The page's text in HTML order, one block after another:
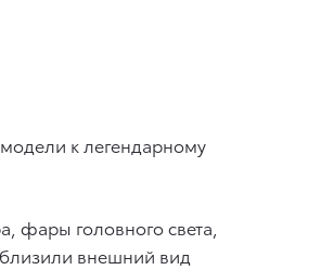
к легендарному
фары головного света,
внешний вид